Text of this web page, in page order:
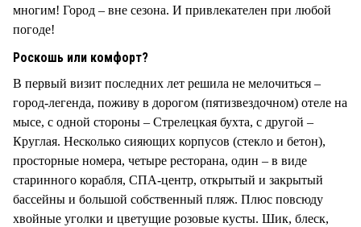
многим! Город – вне сезона. И привлекателен при любой
погоде!
Роскошь или комфорт?
В первый визит последних лет решила не мелочиться –
город-легенда, поживу в дорогом (пятизвездочном) отеле на
мысе, с одной стороны – Стрелецкая бухта, с другой –
Круглая. Несколько сияющих корпусов (стекло и бетон),
просторные номера, четыре ресторана, один – в виде
старинного корабля, СПА-центр, открытый и закрытый
бассейны и большой собственный пляж. Плюс повсюду
хвойные уголки и цветущие розовые кусты. Шик, блеск,